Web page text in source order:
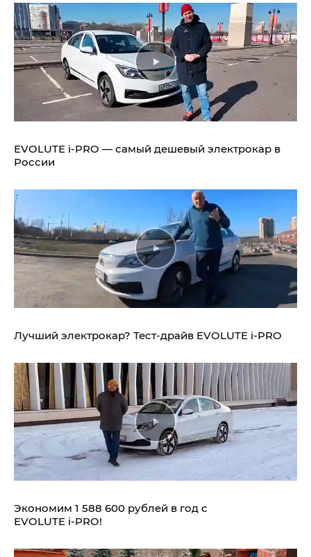
EVOLUTE i‑PRO — самый дешевый электрокар в
России
Лучший электрокар? Тест-драйв EVOLUTE i‑PRO
Экономим 1 588 600 рублей в год с
EVOLUTE i‑PRO!